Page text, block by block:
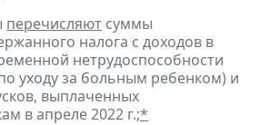
перечисляют суммы
налога с доходов в
нетрудоспособности
уходу за больным ребенком) и
выплаченных
в апреле 2022 г.;*